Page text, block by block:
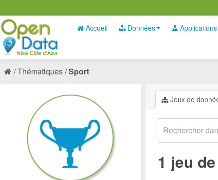
Accueil Données Applications
Thématiques Sport
Jeux de
1 jeu